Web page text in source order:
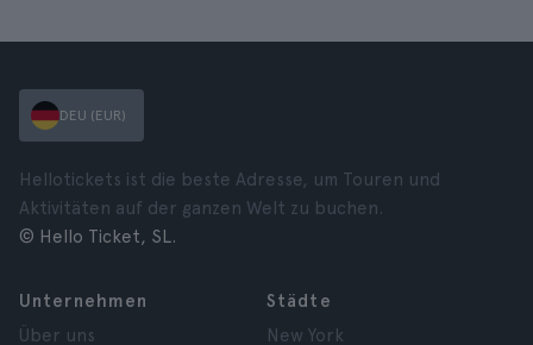
DEU (EUR)
Hellotickets ist die beste Adresse, um Touren und
Aktivitäten auf der ganzen Welt zu buchen.
© Hello Ticket, SL.
Unternehmen
Über uns
Städte
New York